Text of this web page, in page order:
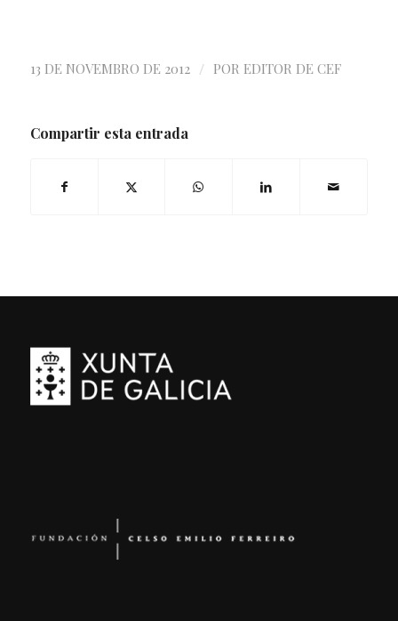
13 DE NOVEMBRO DE 2012 / POR EDITOR DE CEF
Compartir esta entrada